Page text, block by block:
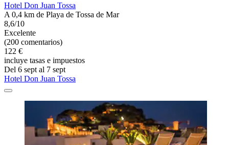
Hotel Don Juan Tossa
A 0,4 km de Playa de Tossa de Mar
8,6/10
Excelente
(200 comentarios)
122 €
incluye tasas e impuestos
Del 6 sept al 7 sept
Hotel Don Juan Tossa